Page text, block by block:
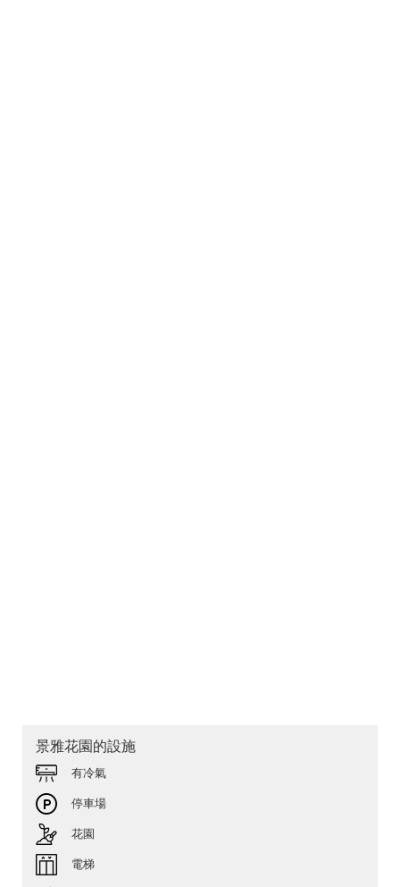
景雅花園的設施
有冷氣
停車場
花園
電梯